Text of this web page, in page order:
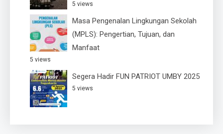
5 views
Masa Pengenalan Lingkungan Sekolah
(MPLS): Pengertian, Tujuan, dan
Manfaat
5 views
Segera Hadir FUN PATRIOT UMBY 2025
5 views